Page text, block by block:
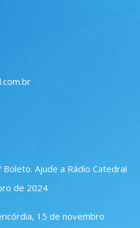
Boleto. Ajude a Rádio Catedral
de 2024
15 de novembro